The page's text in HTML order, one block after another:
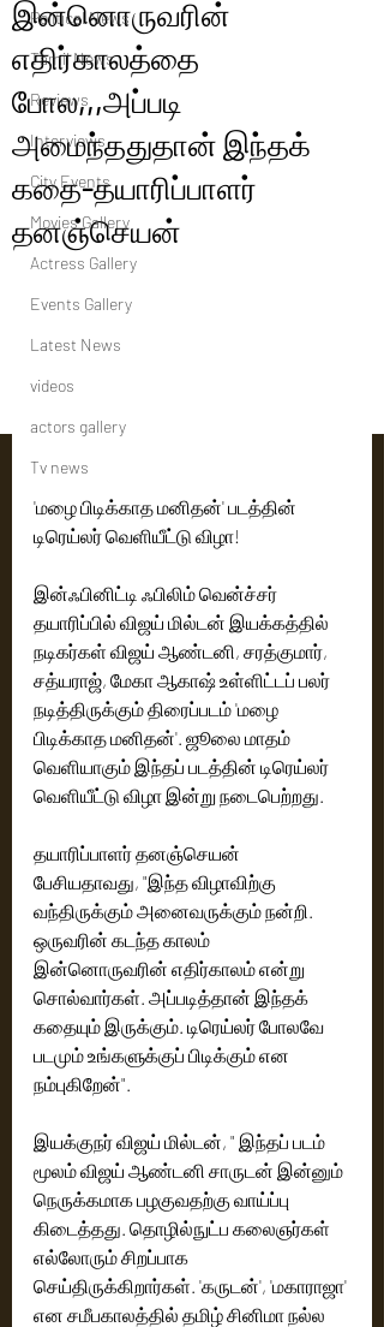
Political News
Tamil News
Reviews
Interviews
City Events
Movies Gallery
Actress Gallery
Events Gallery
Latest News
videos
actors gallery
Tv news
இன்னொருவரின்
எதிர்காலத்தை
போல,,,அப்படி
அமைந்ததுதான் இந்தக்
கதை-தயாரிப்பாளர்
தனஞ்செயன்
'மழை பிடிக்காத மனிதன்' படத்தின்
டிரெய்லர் வெளியீட்டு விழா!
இன்ஃபினிட்டி ஃபிலிம் வென்ச்சர்
தயாரிப்பில் விஜய் மில்டன் இயக்கத்தில்
நடிகர்கள் விஜய் ஆண்டனி, சரத்குமார்,
சத்யராஜ், மேகா ஆகாஷ் உள்ளிட்டப் பலர்
நடித்திருக்கும் திரைப்படம் 'மழை
பிடிக்காத மனிதன்'. ஜூலை மாதம்
வெளியாகும் இந்தப் படத்தின் டிரெய்லர்
வெளியீட்டு விழா இன்று நடைபெற்றது.
தயாரிப்பாளர் தனஞ்செயன்
பேசியதாவது, "இந்த விழாவிற்கு
வந்திருக்கும் அனைவருக்கும் நன்றி.
ஒருவரின் கடந்த காலம்
இன்னொருவரின் எதிர்காலம் என்று
சொல்வார்கள். அப்படித்தான் இந்தக்
கதையும் இருக்கும். டிரெய்லர் போலவே
படமும் உங்களுக்குப் பிடிக்கும் என
நம்புகிறேன்".
இயக்குநர் விஜய் மில்டன், " இந்தப் படம்
மூலம் விஜய் ஆண்டனி சாருடன் இன்னும்
நெருக்கமாக பழகுவதற்கு வாய்ப்பு
கிடைத்தது. தொழில்நுட்ப கலைஞர்கள்
எல்லோரும் சிறப்பாக
செய்திருக்கிறார்கள். 'கருடன்', 'மகாராஜா'
என சமீபகாலத்தில் தமிழ் சினிமா நல்ல